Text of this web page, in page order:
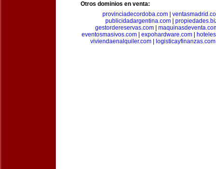
Otros dominios en venta:
provinciadecordoba.com
publicidadargentina.com|
gestordereservas.com|
eventosmasivos.com
expohardware.com
viviendaenalquiler.com
logisticayfinanzas.com